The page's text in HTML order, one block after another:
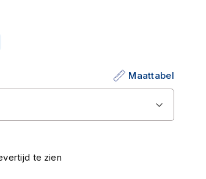
Maattabel
te zien